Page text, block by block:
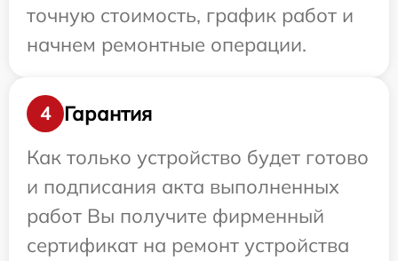
точную стоимость, график работ и
начнем ремонтные операции.
4
Гарантия
Как только устройство будет готово
и подписания акта выполненных
работ Вы получите фирменный
сертификат на ремонт устройства